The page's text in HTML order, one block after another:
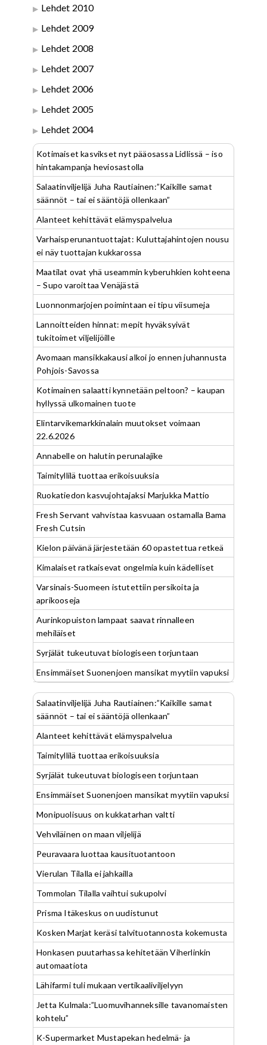
Lehdet 2010
Lehdet 2009
Lehdet 2008
Lehdet 2007
Lehdet 2006
Lehdet 2005
Lehdet 2004
Kotimaiset kasvikset nyt pääosassa Lidlissä – iso
hintakampanja heviosastolla
Salaatinviljelijä Juha Rautiainen:”Kaikille samat
säännöt – tai ei sääntöjä ollenkaan”
Alanteet kehittävät elämyspalvelua
Varhaisperunantuottajat: Kuluttajahintojen nousu
ei näy tuottajan kukkarossa
Maatilat ovat yhä useammin kyberuhkien kohteena
– Supo varoittaa Venäjästä
Luonnonmarjojen poimintaan ei tipu viisumeja
Lannoitteiden hinnat: mepit hyväksyivät
tukitoimet viljelijöille
Avomaan mansikkakausi alkoi jo ennen juhannusta
Pohjois-Savossa
Kotimainen salaatti kynnetään peltoon? – kaupan
hyllyssä ulkomainen tuote
Elintarvikemarkkinalain muutokset voimaan
22.6.2026
Annabelle on halutin perunalajike
Taimityllilä tuottaa erikoisuuksia
Ruokatiedon kasvujohtajaksi Marjukka Mattio
Fresh Servant vahvistaa kasvuaan ostamalla Bama
Fresh Cutsin
Kielon päivänä järjestetään 60 opastettua retkeä
Kimalaiset ratkaisevat ongelmia kuin kädelliset
Varsinais-Suomeen istutettiin persikoita ja
aprikooseja
Aurinkopuiston lampaat saavat rinnalleen
mehiläiset
Syrjälät tukeutuvat biologiseen torjuntaan
Ensimmäiset Suonenjoen mansikat myytiin vapuksi
Salaatinviljelijä Juha Rautiainen:”Kaikille samat
säännöt – tai ei sääntöjä ollenkaan”
Alanteet kehittävät elämyspalvelua
Taimityllilä tuottaa erikoisuuksia
Syrjälät tukeutuvat biologiseen torjuntaan
Ensimmäiset Suonenjoen mansikat myytiin vapuksi
Monipuolisuus on kukkatarhan valtti
Vehviläinen on maan viljelijä
Peuravaara luottaa kausituotantoon
Vierulan Tilalla ei jahkailla
Tommolan Tilalla vaihtui sukupolvi
Prisma Itäkeskus on uudistunut
Kosken Marjat keräsi talvituotannosta kokemusta
Honkasen puutarhassa kehitetään Viherlinkin
automaatiota
Lähifarmi tuli mukaan vertikaaliviljelyyn
Jetta Kulmala:”Luomuvihanneksille tavanomaisten
kohtelu”
K-Supermarket Mustapekan hedelmä- ja